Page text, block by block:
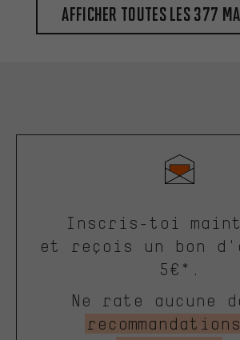
Afficher toutes les 377
Inscris-toi
et reçois un bon
5€*.
Ne rate aucune
recommandations